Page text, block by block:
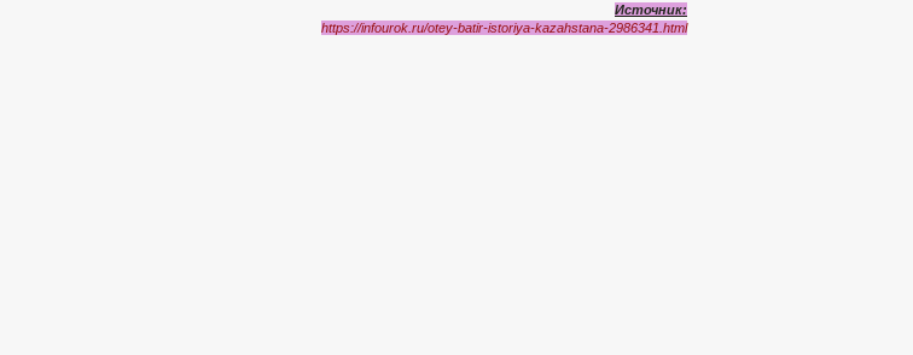
Источник:
https://infourok.ru/otey-batir-istoriya-kazahstana-2986341.html